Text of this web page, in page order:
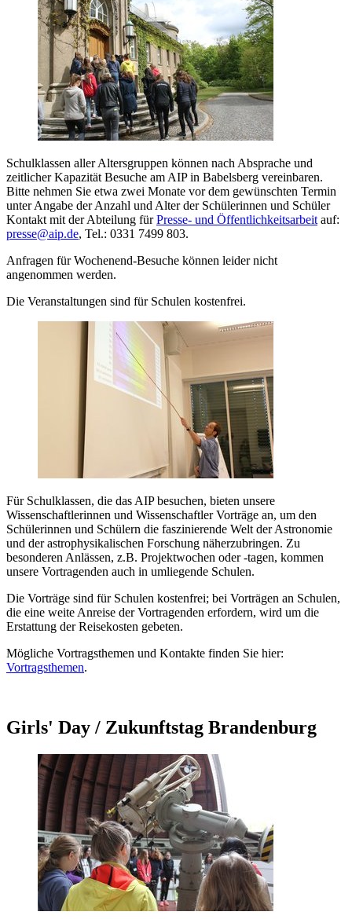
Schulklassen aller Altersgruppen können nach Absprache und
zeitlicher Kapazität Besuche am AIP in Babelsberg vereinbaren.
Bitte nehmen Sie etwa zwei Monate vor dem gewünschten Termin
unter Angabe der Anzahl und Alter der Schülerinnen und Schüler
Kontakt mit der Abteilung fürPresse- und Öffentlichkeitsarbeit auf:
presse@aip.de, Tel.: 0331 7499 803.
Anfragen für Wochenend-Besuche können leider nicht
angenommen werden.
Die Veranstaltungen sind für Schulen kostenfrei.
Für Schulklassen, die das AIP besuchen, bieten unsere
Wissenschaftlerinnen und Wissenschaftler Vorträge an, um den
Schülerinnen und Schülern die faszinierende Welt der Astronomie
und der astrophysikalischen Forschung näherzubringen. Zu
besonderen Anlässen, z.B. Projektwochen oder -tagen, kommen
unsere Vortragenden auch in umliegende Schulen.
Die Vorträge sind für Schulen kostenfrei; bei Vorträgen an Schulen,
die eine weite Anreise der Vortragenden erfordern, wird um die
Erstattung der Reisekosten gebeten.
Mögliche Vortragsthemen und Kontakte finden Sie hier:
Vortragsthemen.
Girls' Day / Zukunftstag Brandenburg